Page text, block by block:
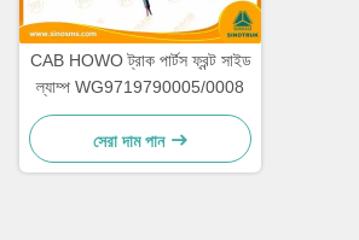
CAB HOWO ট্রাক পার্টস ফ্রন্ট সাইড
ল্যাম্প WG9719790005/0008
সেরা দাম পান